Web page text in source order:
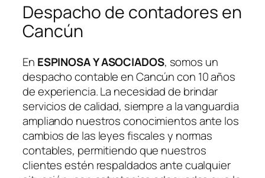
Despacho de contadores en
Cancún
En ESPINOSA Y ASOCIADOS, somos un
despacho contable en Cancún con 10 años
de experiencia. La necesidad de brindar
servicios de calidad, siempre a la vanguardia
ampliando nuestros conocimientos ante los
cambios de las leyes fiscales y normas
contables, permitiendo que nuestros
clientes estén respaldados ante cualquier